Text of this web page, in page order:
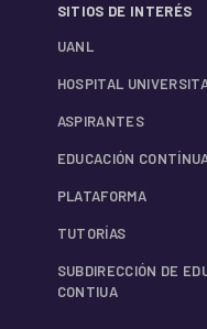
SITIOS DE INTERÉS
UANL
HOSPITAL
ASPIRANTES
EDUCACIÓN
PLATAFORMA
TUTORÍAS
SUBDIRECCIÓN DE
CONTIUA